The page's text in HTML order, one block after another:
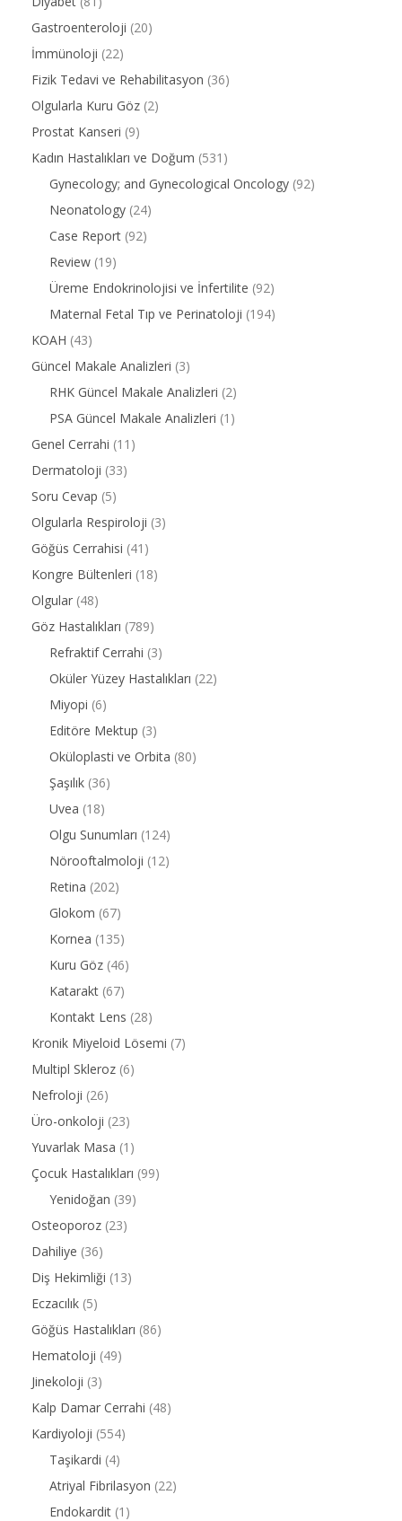
Gastroenteroloji (20)
İmmünoloji (22)
Fizik Tedavi ve Rehabilitasyon (36)
Olgularla Kuru Göz (2)
Prostat Kanseri (9)
Kadın Hastalıkları ve Doğum (531)
Gynecology; and Gynecological Oncology (92)
Neonatology (24)
Case Report (92)
Review (19)
Üreme Endokrinolojisi ve İnfertilite (92)
Maternal Fetal Tıp ve Perinatoloji (194)
KOAH (43)
Güncel Makale Analizleri (3)
RHK Güncel Makale Analizleri (2)
PSA Güncel Makale Analizleri (1)
Genel Cerrahi (11)
Dermatoloji (33)
Soru Cevap (5)
Olgularla Respiroloji (3)
Göğüs Cerrahisi (41)
Kongre Bültenleri (18)
Olgular (48)
Göz Hastalıkları (789)
Refraktif Cerrahi (3)
Oküler Yüzey Hastalıkları (22)
Miyopi (6)
Editöre Mektup (3)
Oküloplasti ve Orbita (80)
Şaşılık (36)
Uvea (18)
Olgu Sunumları (124)
Nörooftalmoloji (12)
Retina (202)
Glokom (67)
Kornea (135)
Kuru Göz (46)
Katarakt (67)
Kontakt Lens (28)
Kronik Miyeloid Lösemi (7)
Multipl Skleroz (6)
Nefroloji (26)
Üro-onkoloji (23)
Yuvarlak Masa (1)
Çocuk Hastalıkları (99)
Yenidoğan (39)
Osteoporoz (23)
Dahiliye (36)
Diş Hekimliği (13)
Eczacılık (5)
Göğüs Hastalıkları (86)
Hematoloji (49)
Jinekoloji (3)
Kalp Damar Cerrahi (48)
Kardiyoloji (554)
Taşikardi (4)
Atriyal Fibrilasyon (22)
Endokardit (1)